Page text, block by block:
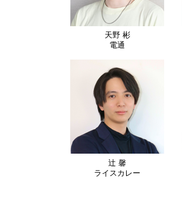
天野 彬
電通
辻 馨
ライスカレー